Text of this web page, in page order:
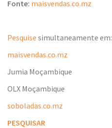
Fonte: maisvendas.co.mz
Pesquise simultaneamente em:
maisvendas.co.mz
Jumia Moçambique
OLX Moçambique
soboladas.co.mz
PESQUISAR